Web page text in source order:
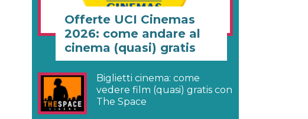
Offerte UCI Cinemas
2026: come andare al
cinema (quasi) gratis
Biglietti cinema: come
vedere film (quasi) gratis con
The Space